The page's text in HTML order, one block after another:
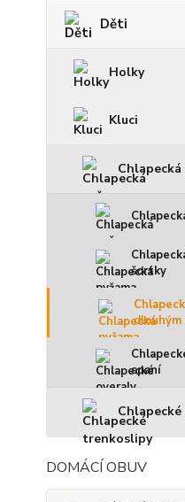
Děti
Holky
Kluci
Chlapecká
šortky
dlouhým
spaní
DOMÁCÍ OBUV